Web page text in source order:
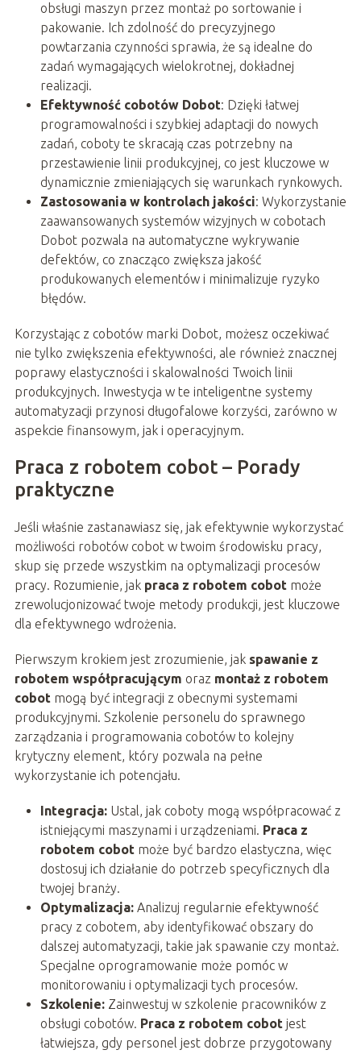
obsługi maszyn przez montaż po sortowanie i
pakowanie. Ich zdolność do precyzyjnego
powtarzania czynności sprawia, że są idealne do
zadań wymagających wielokrotnej, dokładnej
realizacji.
Efektywność cobotów Dobot: Dzięki łatwej
programowalności i szybkiej adaptacji do nowych
zadań, coboty te skracają czas potrzebny na
przestawienie linii produkcyjnej, co jest kluczowe w
dynamicznie zmieniających się warunkach rynkowych.
Zastosowania w kontrolach jakości: Wykorzystanie
zaawansowanych systemów wizyjnych w cobotach
Dobot pozwala na automatyczne wykrywanie
defektów, co znacząco zwiększa jakość
produkowanych elementów i minimalizuje ryzyko
błędów.
Korzystając z cobotów marki Dobot, możesz oczekiwać
nie tylko zwiększenia efektywności, ale również znacznej
poprawy elastyczności i skalowalności Twoich linii
produkcyjnych. Inwestycja w te inteligentne systemy
automatyzacji przynosi długofalowe korzyści, zarówno w
aspekcie finansowym, jak i operacyjnym.
Praca z robotem cobot – Porady
praktyczne
Jeśli właśnie zastanawiasz się, jak efektywnie wykorzystać
możliwości robotów cobot w twoim środowisku pracy,
skup się przede wszystkim na optymalizacji procesów
pracy. Rozumienie, jak praca z robotem cobotmoże
zrewolucjonizować twoje metody produkcji, jest kluczowe
dla efektywnego wdrożenia.
Pierwszym krokiem jest zrozumienie, jak spawanie z
robotem współpracującym oraz montaż z robotem
cobotmogą być integracji z obecnymi systemami
produkcyjnymi. Szkolenie personelu do sprawnego
zarządzania i programowania cobotów to kolejny
krytyczny element, który pozwala na pełne
wykorzystanie ich potencjału.
Integracja:Ustal, jak coboty mogą współpracować z
istniejącymi maszynami i urządzeniami. Praca z
robotem cobotmoże być bardzo elastyczna, więc
dostosuj ich działanie do potrzeb specyficznych dla
twojej branży.
Optymalizacja:Analizuj regularnie efektywność
pracy z cobotem, aby identyfikować obszary do
dalszej automatyzacji, takie jak spawanie czy montaż.
Specjalne oprogramowanie może pomóc w
monitorowaniu i optymalizacji tych procesów.
Szkolenie:Zainwestuj w szkolenie pracowników z
obsługi cobotów. Praca z robotem cobotjest
łatwiejsza, gdy personel jest dobrze przygotowany